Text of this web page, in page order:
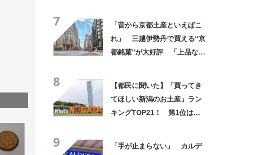
7
「昔から京都土産といえばこ
れ」 三越伊勢丹で買える“京
都銘菓”が大好評 「上品な甘
8
【都民に聞いた】「買ってき
てほしい新潟のお土産」ラン
キングTOP21！ 第1位は
9
「手が止まらない」 カルデ